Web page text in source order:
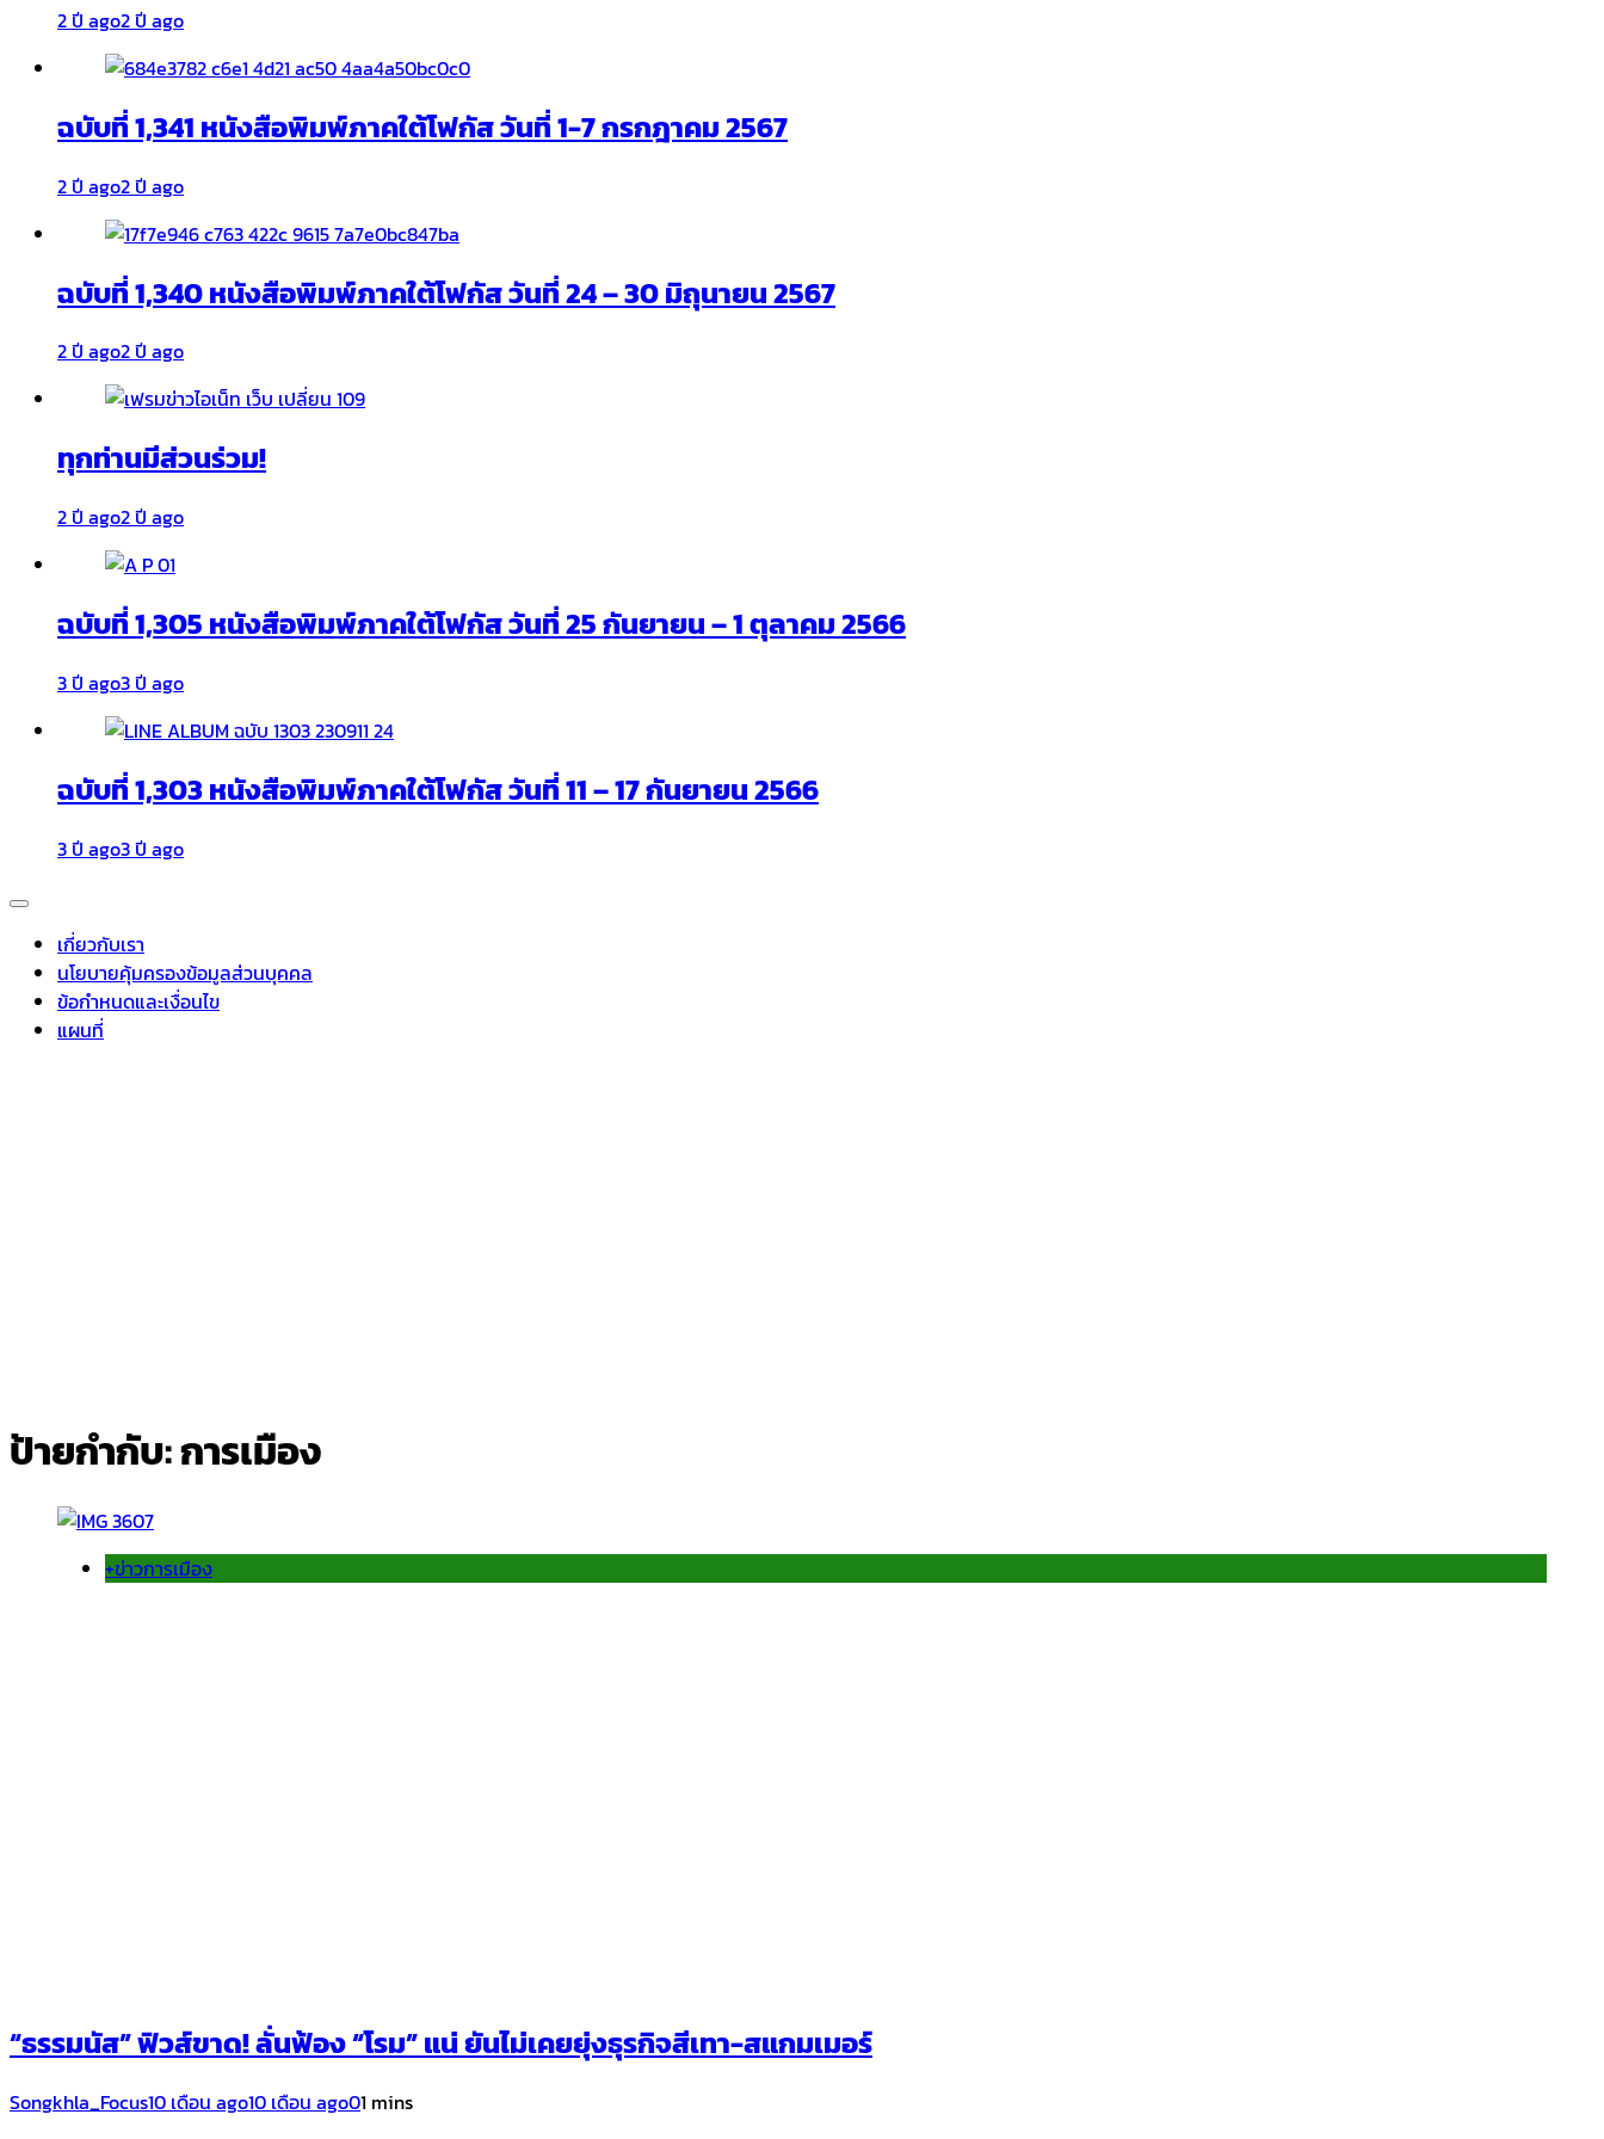
2 ปี ago2 ปี ago
ฉบับที่ 1,341 หนังสือพิมพ์ภาคใต้โฟกัส วันที่ 1-7 กรกฎาคม 2567
2 ปี ago2 ปี ago
ฉบับที่ 1,340 หนังสือพิมพ์ภาคใต้โฟกัส วันที่ 24 – 30 มิถุนายน 2567
2 ปี ago2 ปี ago
ทุกท่านมีส่วนร่วม!
2 ปี ago2 ปี ago
ฉบับที่ 1,305 หนังสือพิมพ์ภาคใต้โฟกัส วันที่ 25 กันยายน – 1 ตุลาคม 2566
3 ปี ago3 ปี ago
ฉบับที่ 1,303 หนังสือพิมพ์ภาคใต้โฟกัส วันที่ 11 – 17 กันยายน 2566
3 ปี ago3 ปี ago
เกี่ยวกับเรา
นโยบายคุ้มครองข้อมูลส่วนบุคคล
ข้อกำหนดและเงื่อนไข
แผนที่
ป้ายกำกับ:การเมือง
+ข่าวการเมือง
“ธรรมนัส” ฟิวส์ขาด! ลั่นฟ้อง “โรม” แน่ ยันไม่เคยยุ่งธุรกิจสีเทา-สแกมเมอร์
Songkhla_Focus10 เดือน ago10 เดือน ago01 mins